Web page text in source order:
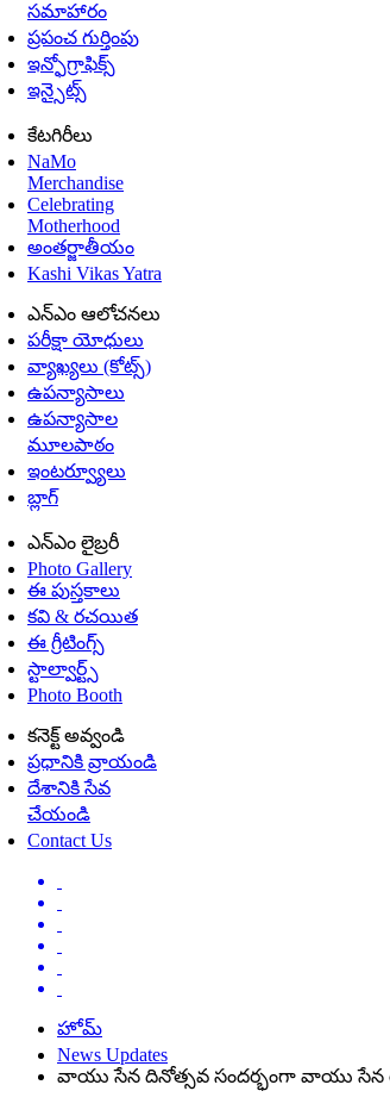
సమాహారం
ప్రపంచ గుర్తింపు
ఇన్ఫోగ్రాఫిక్స్
ఇన్సైట్స్
కేటగిరీలు
NaMo
Merchandise
Celebrating
Motherhood
అంతర్జాతీయం
Kashi Vikas Yatra
ఎన్ఎం ఆలోచనలు
పరీక్షా యోధులు
వ్యాఖ్యలు (కోట్స్)
ఉపన్యాసాలు
ఉపన్యాసాల
మూలపాఠం
ఇంటర్వ్యూలు
బ్లాగ్
ఎన్ఎం లైబ్రరీ
Photo Gallery
ఈ పుస్తకాలు
కవి & రచయిత
ఈ గ్రీటింగ్స్
స్టాల్వార్ట్స్
Photo Booth
కనెక్ట్ అవ్వండి
ప్రధానికి వ్రాయండి
దేశానికి సేవ
చేయండి
Contact Us
హోమ్
News Updates
వాయు సేన దినోత్సవ సందర్భంగా వాయు సేన